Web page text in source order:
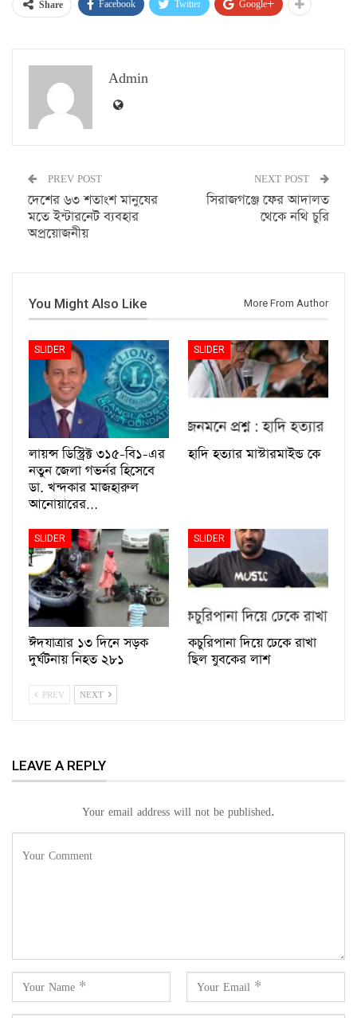
Share Facebook Twitter Google+
Admin
PREV POST
দেশের ৬৩ শতাংশ মানুষের
মতে ইন্টারনেট ব্যবহার
অপ্রয়োজনীয়
NEXT POST
সিরাজগঞ্জে ফের আদালত
থেকে নথি চুরি
You Might Also Like More From Author
SLIDER
লায়ন্স ডিস্ট্রিক্ট ৩১৫-বি১-এর
নতুন জেলা গভর্নর হিসেবে
ডা. খন্দকার মাজহারুল
আনোয়ারের…
SLIDER
হাদি হত্যার মাস্টারমাইন্ড কে
SLIDER
ঈদযাত্রার ১৩ দিনে সড়ক
দুর্ঘটনায় নিহত ২৮১
SLIDER
কচুরিপানা দিয়ে ঢেকে রাখা
ছিল যুবকের লাশ
PREV NEXT
LEAVE A REPLY
Your email address will not be published.